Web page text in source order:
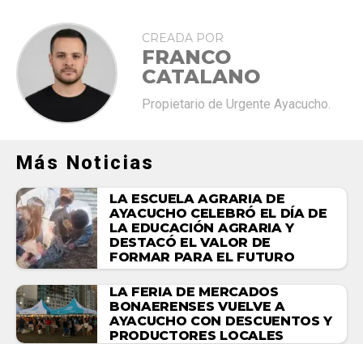
CREADA POR
FRANCO
CATALANO
Propietario de Urgente Ayacucho.
Más Noticias
LA ESCUELA AGRARIA DE
AYACUCHO CELEBRÓ EL DÍA DE
LA EDUCACIÓN AGRARIA Y
DESTACÓ EL VALOR DE
FORMAR PARA EL FUTURO
LA FERIA DE MERCADOS
BONAERENSES VUELVE A
AYACUCHO CON DESCUENTOS Y
PRODUCTORES LOCALES